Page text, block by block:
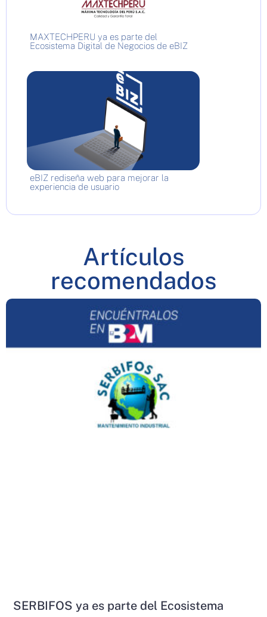
MAXTECHPERU ya es parte del
Ecosistema Digital de Negocios de eBIZ
eBIZ rediseña web para mejorar la
experiencia de usuario
Artículos
recomendados
SERBIFOS ya es parte del Ecosistema